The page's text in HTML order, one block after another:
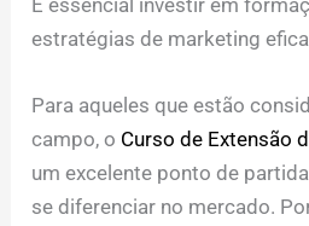
estratégias de marketing
Para aqueles que estão
campo, o Curso de Extensão
um excelente ponto de
se diferenciar no mercado.